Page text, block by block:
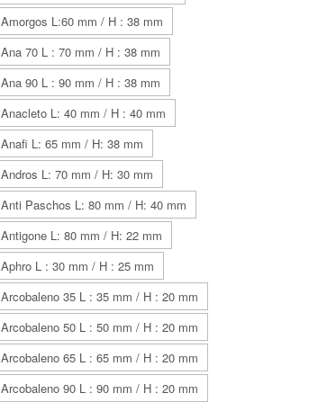
Amorgos L:60 mm / H : 38 mm
Ana 70 L : 70 mm / H : 38 mm
Ana 90 L : 90 mm / H : 38 mm
Anacleto L: 40 mm / H : 40 mm
Anafi L: 65 mm / H: 38 mm
Andros L: 70 mm / H: 30 mm
Anti Paschos L: 80 mm / H: 40 mm
Antigone L: 80 mm / H: 22 mm
Aphro L : 30 mm / H : 25 mm
Arcobaleno 35 L : 35 mm / H : 20 mm
Arcobaleno 50 L : 50 mm / H : 20 mm
Arcobaleno 65 L : 65 mm / H : 20 mm
Arcobaleno 90 L : 90 mm / H : 20 mm